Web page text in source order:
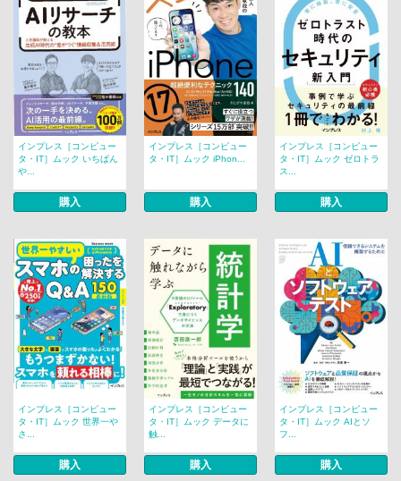
インプレス［コンピュー
タ・IT］ムック いちばん
や...
購入
インプレス［コンピュー
タ・IT］ムック iPhon...
購入
インプレス［コンピュー
タ・IT］ムック ゼロトラ
ス...
購入
インプレス［コンピュー
タ・IT］ムック 世界一や
さ...
購入
インプレス［コンピュー
タ・IT］ムック データに
触...
購入
インプレス［コンピュー
タ・IT］ムック AIとソ
フ...
購入